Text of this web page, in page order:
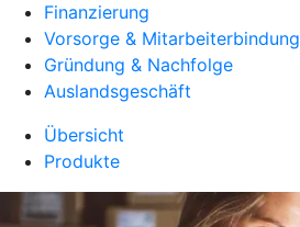
Finanzierung
Vorsorge & Mitarbeiterbindung
Gründung & Nachfolge
Auslandsgeschäft
Übersicht
Produkte